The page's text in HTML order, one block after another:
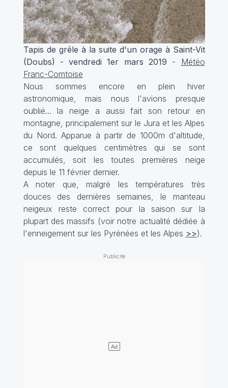
Tapis de grêle à la suite d'un orage à Saint-Vit
(Doubs) - vendredi 1er mars 2019 - Météo
Franc-Comtoise
Nous sommes encore en plein hiver
astronomique, mais nous l'avions presque
oublié... la neige a aussi fait son retour en
montagne, principalement sur le Jura et les Alpes
du Nord. Apparue à partir de 1000m d'altitude,
ce sont quelques centimètres qui se sont
accumulés, soit les toutes premières neige
depuis le 11 février dernier.
A noter que, malgré les températures très
douces des dernières semaines, le manteau
neigeux reste correct pour la saison sur la
plupart des massifs (voir notre actualité dédiée à
l'enneigement sur les Pyrénées et les Alpes >>).